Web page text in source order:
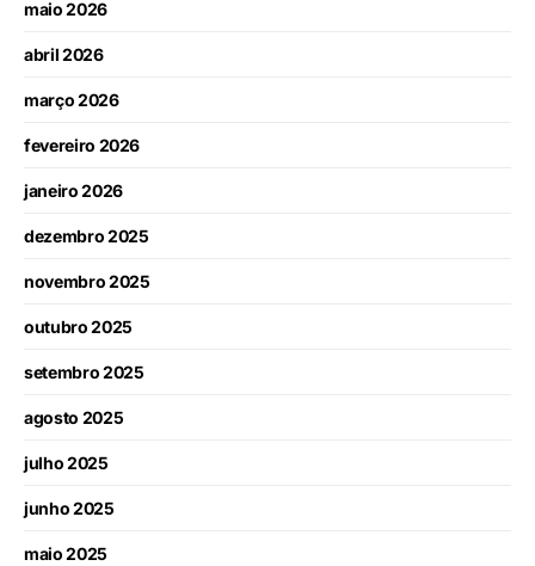
maio 2026
abril 2026
março 2026
fevereiro 2026
janeiro 2026
dezembro 2025
novembro 2025
outubro 2025
setembro 2025
agosto 2025
julho 2025
junho 2025
maio 2025